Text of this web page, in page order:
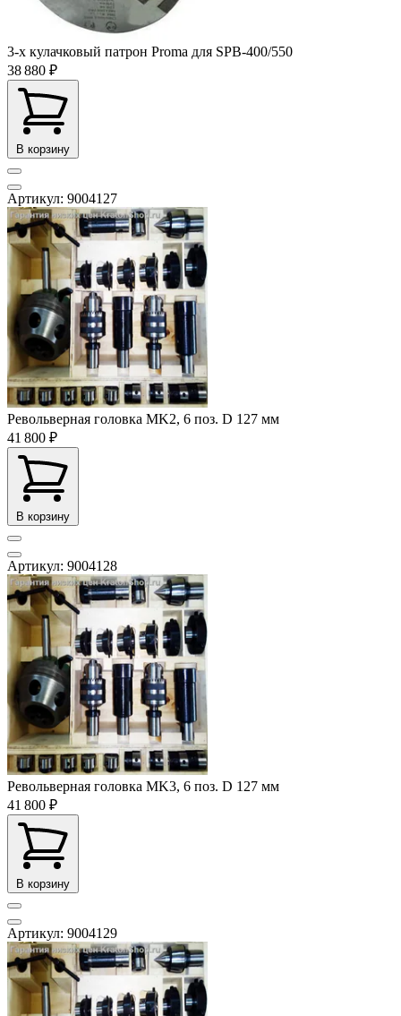
3-x кулачковый патрон Proma для SPB-400/550
38 880 ₽
В корзину
Артикул: 9004127
Револьверная головка MK2, 6 поз. D 127 мм
41 800 ₽
В корзину
Артикул: 9004128
Револьверная головка MK3, 6 поз. D 127 мм
41 800 ₽
В корзину
Артикул: 9004129